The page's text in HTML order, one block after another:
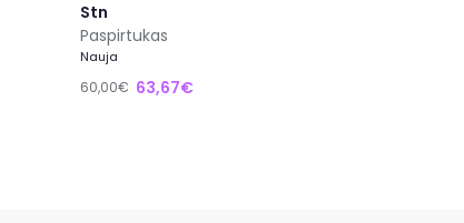
Stn
Paspirtukas
Nauja
60,00€ 63,67€